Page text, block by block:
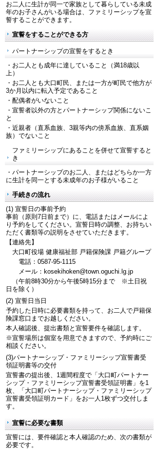
お二人に生計が同一で家族として暮らしている未成
年のお子さんがいる場合は、ファミリーシップを宣
誓することができます。
宣誓をすることができる方
パートナーシップの宣誓をするとき
・お二人とも成年に達していること（満18歳以
上）
・お二人とも大口町民、または一方が町民で他方が
3か月以内に転入予定であること
・配偶者がいないこと
・宣誓者以外の方とパートナーシップ関係にないこ
と
・近親者（直系血族、3親等内の傍系血族、直系姻
族）でないこと
ファミリーシップにあることを併せて宣誓すると
き
・パートナーシップのお二人、またはどちらか一方
に生計を同一とする未成年のお子様がいること
手続きの流れ
(1) 宣誓日の事前予約
事前（原則7日前まで）に、電話またはメールによ
り予約をしてください。宣誓日時の調整、お持ちい
ただく書類等の説明をさせていただきます。
【連絡先】
大口町役場 健康福祉部 戸籍保険課 戸籍グループ
電話：0587-95-1115
メール：kosekihoken@town.oguchi.lg.jp
（午前8時30分から午後5時15分まで ※土日祝
日を除く）
(2) 宣誓日当日
予約した日時に必要書類を持って、お二人で戸籍保
険課窓口までお越しください。
本人確認後、提出書類と宣誓要件を確認します。
※宣誓場所は個室を用意できますので、予約時にご
相談ください。
(3)パートナーシップ・ファミリーシップ宣誓書受
領証明書等の交付
宣誓書の提出後、1週間程度で「大口町パートナー
シップ・ファミリーシップ宣誓書受領証明書」を1
枚、「大口町パートナーシップ・ファミリーシップ
宣誓書受領証明カード」をお一人1枚ずつ交付しま
す。
宣誓に必要な書類
宣誓には、要件確認と本人確認のため、次の書類が
必要です。